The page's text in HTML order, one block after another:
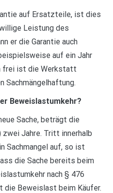
auf Ersatzteile, ist dies
Leistung des
er die Garantie auch
auf ein Jahr
frei ist die Werkstatt
Sachmängelhaftung.
Beweislastumkehr?
Sache, beträgt die
Jahre. Tritt innerhalb
Sachmangel auf, so ist
die Sache bereits beim
nach § 476
die Beweislast beim Käufer.